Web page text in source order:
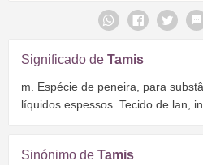
Significado de Tamis
m. Espécie de peneira, para
líquidos espessos. Tecido de lan,
Sinónimo de Tamis